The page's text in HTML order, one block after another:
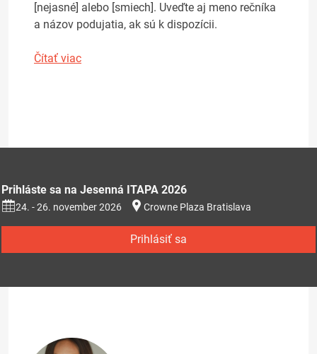
[nejasné] alebo [smiech]. Uveďte aj meno rečníka
a názov podujatia, ak sú k dispozícii.
Čítať viac
Prihláste sa na Jesenná ITAPA 2026
24. - 26. november 2026 Crowne Plaza Bratislava
Prihlásiť sa